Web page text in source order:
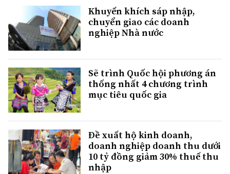
Khuyến khích sáp nhập,
chuyển giao các doanh
nghiệp Nhà nước
Sẽ trình Quốc hội phương án
thống nhất 4 chương trình
mục tiêu quốc gia
Đề xuất hộ kinh doanh,
doanh nghiệp doanh thu dưới
10 tỷ đồng giảm 30% thuế thu
nhập